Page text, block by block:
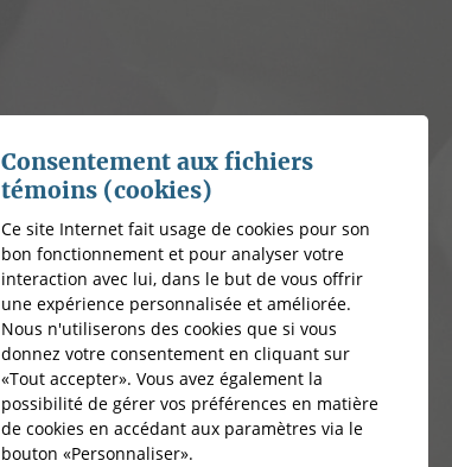
Consentement aux fichiers
témoins (cookies)
Ce site Internet fait usage de cookies pour son
bon fonctionnement et pour analyser votre
interaction avec lui, dans le but de vous offrir
une expérience personnalisée et améliorée.
Nous n'utiliserons des cookies que si vous
donnez votre consentement en cliquant sur
«Tout accepter». Vous avez également la
possibilité de gérer vos préférences en matière
de cookies en accédant aux paramètres via le
bouton «Personnaliser».